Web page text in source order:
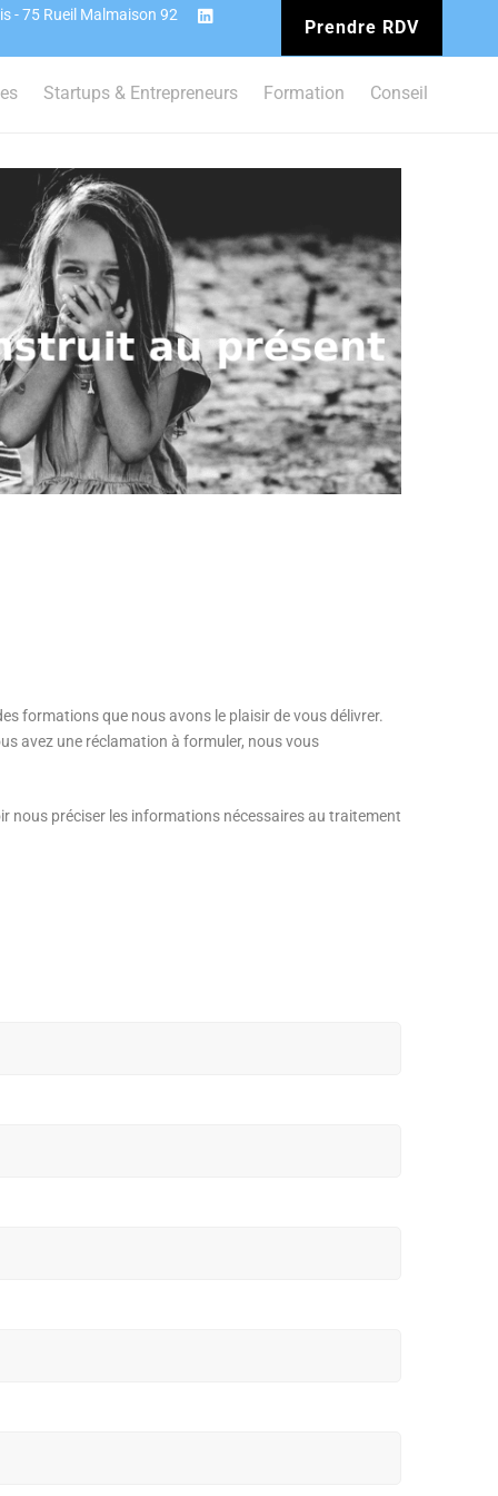
- 75 Rueil Malmaison 92
Prendre RDV
Startups & Entrepreneurs Formation Conseil
formations que nous avons le plaisir de vous délivrer.
avez une réclamation à formuler, nous vous
nous préciser les informations nécessaires au traitement